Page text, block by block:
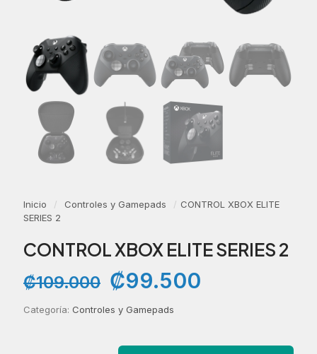
Inicio / Controles y Gamepads / CONTROL XBOX ELITE
SERIES 2
CONTROL XBOX ELITE SERIES 2
₡109.000 El
precio
original
era:
₡99.500
Categoría: Controles y Gamepads